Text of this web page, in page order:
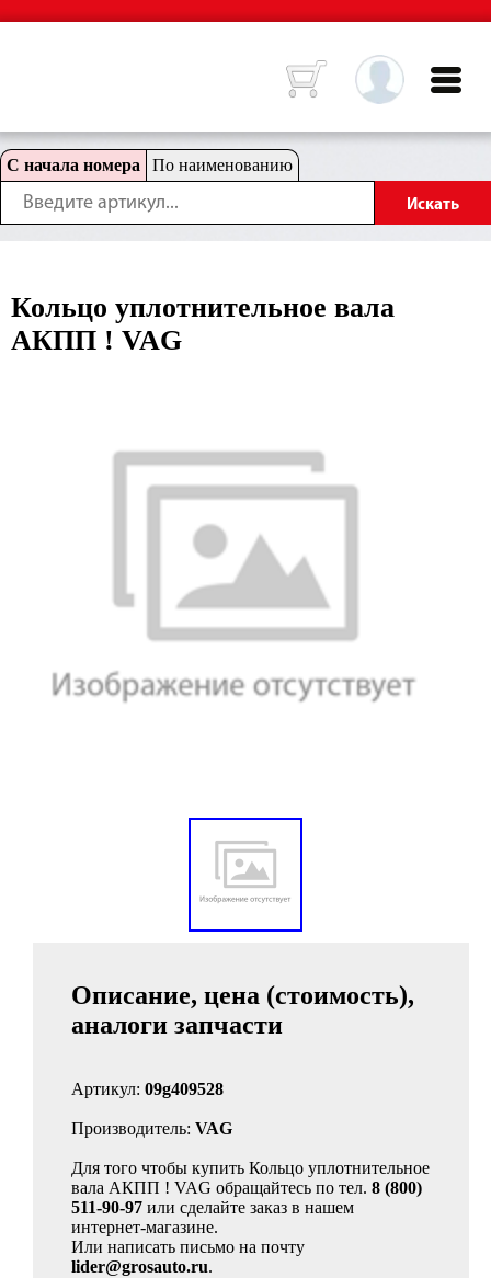
С начала номера По наименованию
Кольцо уплотнительное вала
АКПП ! VAG
Описание, цена (стоимость),
аналоги запчасти
Артикул: 09g409528
Производитель: VAG
Для того чтобы купить Кольцо уплотнительное
вала АКПП ! VAG обращайтесь по тел. 8 (800)
511-90-97 или сделайте заказ в нашем
интернет-магазине.
Или написать письмо на почту
lider@grosauto.ru.